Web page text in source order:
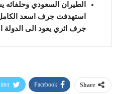
الطيران السعودي
استهدفت جرف اسعد
جرف اثري يعود الى الدولة
Share
Facebook